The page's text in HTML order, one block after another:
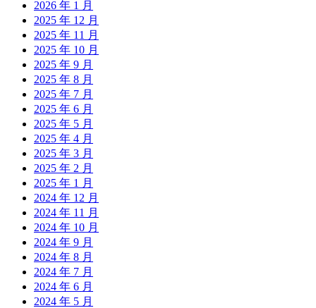
2026 年 1 月
2025 年 12 月
2025 年 11 月
2025 年 10 月
2025 年 9 月
2025 年 8 月
2025 年 7 月
2025 年 6 月
2025 年 5 月
2025 年 4 月
2025 年 3 月
2025 年 2 月
2025 年 1 月
2024 年 12 月
2024 年 11 月
2024 年 10 月
2024 年 9 月
2024 年 8 月
2024 年 7 月
2024 年 6 月
2024 年 5 月